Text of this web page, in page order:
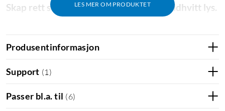
LES MER OM PRODUKTET
Skap rett stemning med varmhvitt til kaldhvitt lys.
varmhvitt til kaldhvitt lys. Siden de kan dimmes helt fra lyst til
dempet nattlys, kan du stille inn lyskildene til perfekt nyanse
og lysstyrke for dine daglige behov.
Lås opp hele utvalget av smarte
lyskildefunksjoner med Hue Bridge
Produsentinformasjon
Support (1 )
Passer bl.a. til (6)